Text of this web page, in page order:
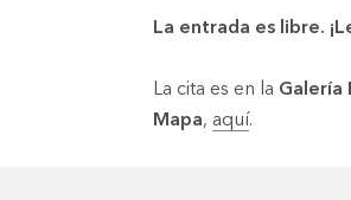
La entrada es libre.
La cita es en la Galería
Mapa, aquí.